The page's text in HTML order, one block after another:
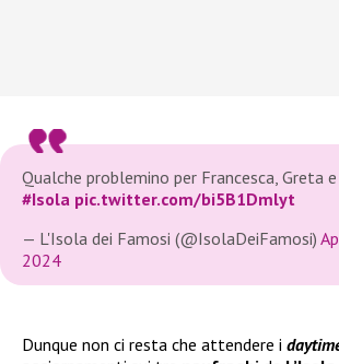
Qualche problemino per Francesca, Greta e
#Isola pic.twitter.com/bi5B1Dmlyt
— L'Isola dei Famosi (@IsolaDeiFamosi)
2024
Dunque non ci resta che attendere i